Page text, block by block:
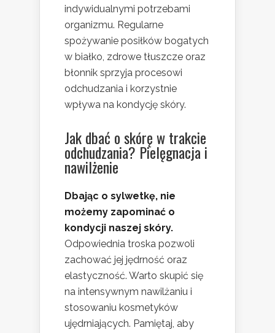
indywidualnymi potrzebami
organizmu. Regularne
spożywanie posiłków bogatych
w białko, zdrowe tłuszcze oraz
błonnik sprzyja procesowi
odchudzania i korzystnie
wpływa na kondycję skóry.
Jak dbać o skórę w trakcie
odchudzania? Pielęgnacja i
nawilżenie
Dbając o sylwetkę, nie
możemy zapominać o
kondycji naszej skóry.
Odpowiednia troska pozwoli
zachować jej jędrność oraz
elastyczność. Warto skupić się
na intensywnym nawilżaniu i
stosowaniu kosmetyków
ujędrniających. Pamiętaj, aby